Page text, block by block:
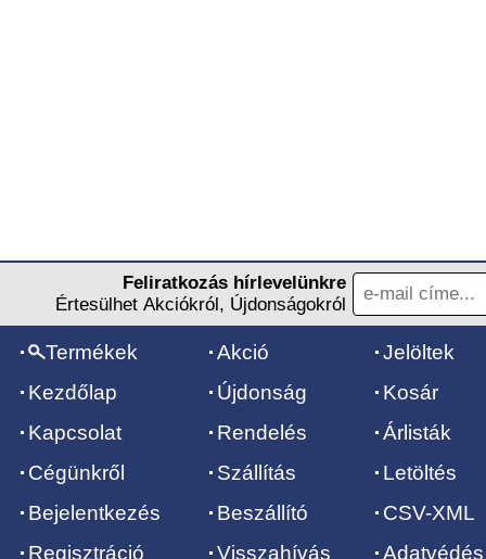
Feliratkozás hírlevelünkre
Értesülhet Akciókról, Újdonságokról
Termékek
Kezdőlap
Kapcsolat
Cégünkről
Bejelentkezés
Regisztráció
Akció
Újdonság
Rendelés
Szállítás
Beszállító
Visszahívás
Jelöltek
Kosár
Árlisták
Letöltés
CSV-XML
Adatvédés